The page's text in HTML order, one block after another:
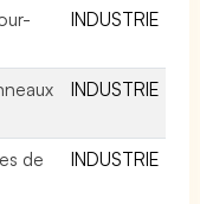
INDUSTRIE
INDUSTRIE
de
INDUSTRIE